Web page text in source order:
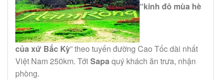
“kinh đô mùa hè
của xứ Bắc Kỳ” theo tuyến đường Cao Tốc dài nhất
Việt Nam 250km. Tới Sapaquý khách ăn trưa, nhận
phòng.